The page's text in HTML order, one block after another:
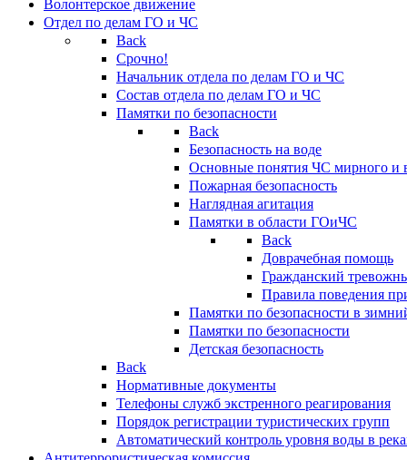
Волонтерское движение
Отдел по делам ГО и ЧС
Back
Срочно!
Начальник отдела по делам ГО и ЧС
Состав отдела по делам ГО и ЧС
Памятки по безопасности
Back
Безопасность на воде
Основные понятия ЧС мирного и
Пожарная безопасность
Наглядная агитация
Памятки в области ГОиЧС
Back
Доврачебная помощь
Гражданский
Правила поведения
Памятки по безопасности в
Памятки по безопасности
Детская безопасность
Back
Нормативные документы
Телефоны служб экстренного реагирования
Порядок регистрации туристических групп
Автоматический контроль уровня воды в